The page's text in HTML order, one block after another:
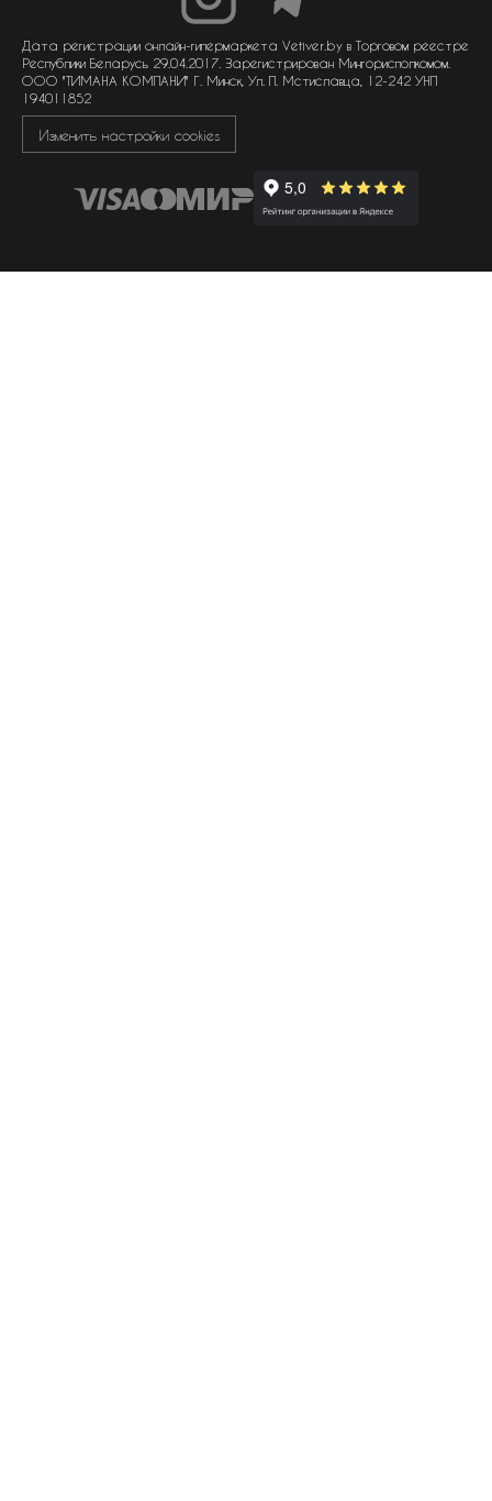
политика обработки персональных данных
политика обработки файлов cookie
Дата регистрации онлайн-гипермаркета Vetiver.by в Торговом реестре
Республики Беларусь 29.04.2017. Зарегистрирован Мингорисполкомом.
ООО "ТИМАНА КОМПАНИ" Г. Минск, Ул. П. Мстиславца, 12-242 УНП
194011852
Изменить настройки cookies